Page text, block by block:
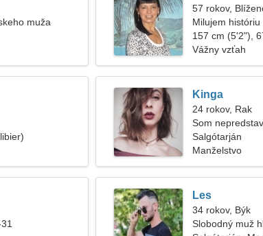
muža
57 rokov,
Milujem
157 cm (5'2"),
Vážny vzťah
Kinga
24 rokov, Rak
Som
Salgótarján
Manželstvo
Les
34 rokov, Býk
Slobodný muž